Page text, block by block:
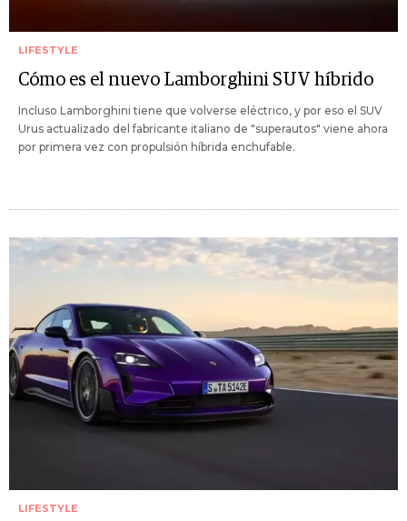
LIFESTYLE
Cómo es el nuevo Lamborghini SUV híbrido
Incluso Lamborghini tiene que volverse eléctrico, y por eso el SUV
Urus actualizado del fabricante italiano de "superautos" viene ahora
por primera vez con propulsión híbrida enchufable.
LIFESTYLE